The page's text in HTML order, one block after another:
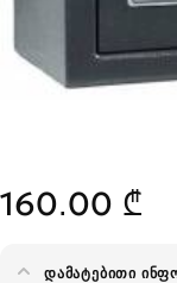
160.00 ₾
ᲓᲐᲛᲐᲢᲔᲑᲘᲗᲘ